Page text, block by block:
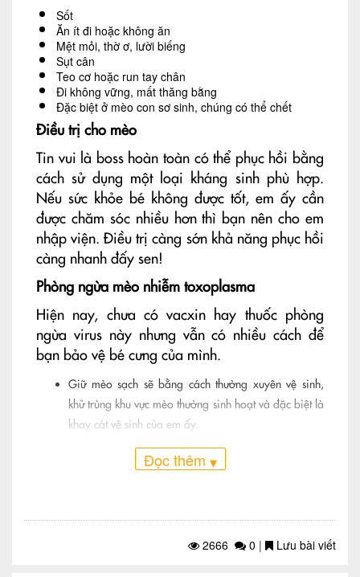
Sốt
Ăn ít đi hoặc không ăn
Mệt mỏi, thờ ơ, lười biếng
Sụt cân
Teo cơ hoặc run tay chân
Đi không vững, mất thăng bằng
Đặc biệt ở mèo con sơ sinh, chúng có thể chết
Điều trị cho mèo
Tin vui là boss hoàn toàn có thể phục hồi bằng
cách sử dụng một loại kháng sinh phù hợp.
Nếu sức khỏe bé không được tốt, em ấy cần
được chăm sóc nhiều hơn thì bạn nên cho em
nhập viện. Điều trị càng sớn khả năng phục hồi
càng nhanh đấy sen!
Phòng ngừa mèo nhiễm toxoplasma
Hiện nay, chưa có vacxin hay thuốc phòng
ngừa virus này nhưng vẫn có nhiều cách để
bạn bảo vệ bé cưng của mình.
Giữ mèo sạch sẽ bằng cách thường xuyên vệ sinh,
khử trùng khu vực mèo thường sinh hoạt và đặc biệt là
khay cát vệ sinh của em ấy.
Hạn chế hoặc không cho mèo tự bắt mồi để giảm
khả năng lây nhiễm toxoplasma từ động vật khác.
gần. Với cách này, mèo sẽ được an toàn khỏi ký sinh
Đọc thêm ▾
2666 0 | Lưu bài viết